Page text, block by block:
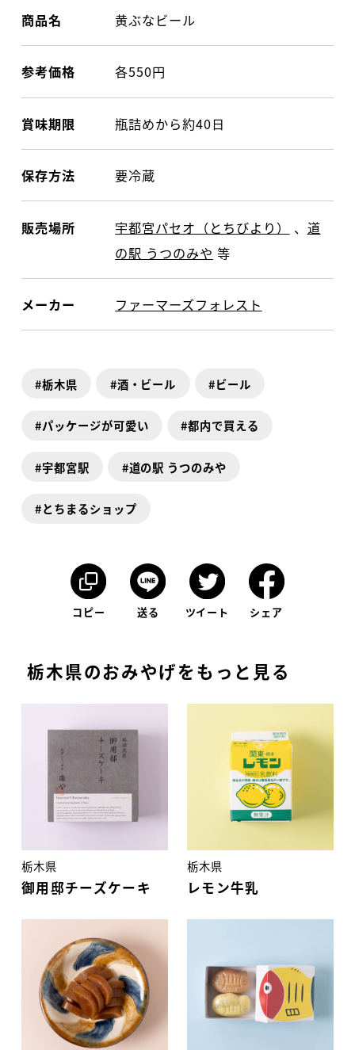
商品名 黄ぶなビール
参考価格 各550円
賞味期限 瓶詰めから約40日
保存方法 要冷蔵
販売場所 宇都宮パセオ（とちびより） 、 道
の駅 うつのみや 等
メーカー ファーマーズフォレスト
栃木県 酒・ビール ビール
パッケージが可愛い 都内で買える
宇都宮駅 道の駅 うつのみや
とちまるショップ
コピー 送る ツイート シェア
栃木県のおみやげをもっと見る
栃木県
御用邸チーズケーキ
栃木県
レモン牛乳